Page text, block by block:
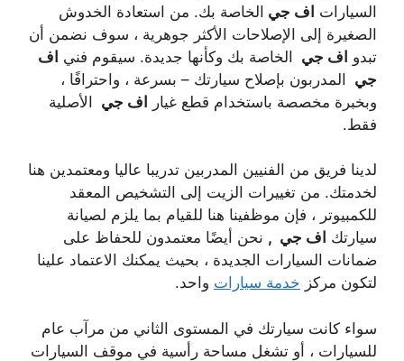
السيارات اف جي الخاصة بك. من استعادة الخدوش
الصغيرة إلى الإصلاحات الأكثر جوهرية ، سوف نضمن أن
تبدو اف جي الخاصة بك وكأنها جديدة. سيقوم فني اف
جي المدربون بإصلاح سيارتك – بسرعة ، واحترافًا ،
وبخبرة مخصصة باستخدام قطع غيار اف جي الأصلية
فقط.
لدينا فريق من الفنيين المدربين تدريبا عاليا ومعتمدين هنا
لخدمتك. من تغييرات الزيت إلى التشخيص المعقد
للكمبيوتر ، فإن موظفينا هنا للقيام بما يلزم لصيانة
سيارتك اف جي , نحن أيضًا معتمدون للحفاظ على
ضمانات السيارات الجديدة ، بحيث يمكنك الاعتماد علينا
لتكون مركز خدمة سيارات واحد.
سواء كانت سيارتك في المستوى الثاني من مرآب عام
للسيارات ، أو تشغل مساحة رأسية في موقف السيارات